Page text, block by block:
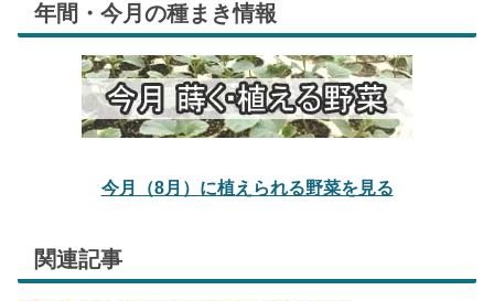
年間・今月の種まき情報
今月（8月）に植えられる野菜を見る
関連記事